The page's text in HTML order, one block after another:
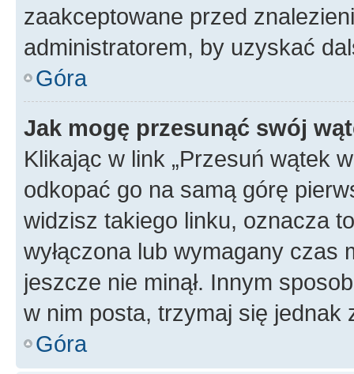
zaakceptowane przed
administratorem, by uzyskać
Góra
Jak mogę przesunąć swój
Klikając w link „Przesuń wątek
odkopać go na samą górę
widzisz takiego linku, oznacza
wyłączona lub wymagany czas
jeszcze nie minął. Innym
w nim posta, trzymaj się jednak
Góra